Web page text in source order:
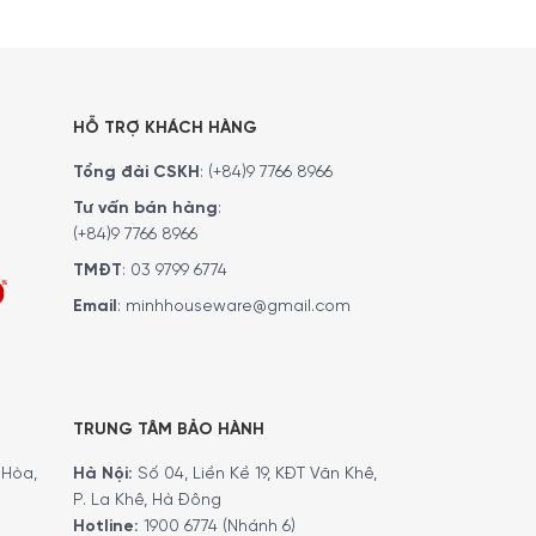
HỖ TRỢ KHÁCH HÀNG
Tổng đài CSKH: (+84)9 7766 8966
Tư vấn bán hàng:
(+84)9 7766 8966
TMĐT: 03 9799 6774
Email: minhhouseware@gmail.com
TRUNG TÂM BẢO HÀNH
Hà Nội: Số 04, Liền Kề 19, KĐT Văn Khê,
P. La Khê, Hà Đông
Hotline: 1900 6774 (Nhánh 6)